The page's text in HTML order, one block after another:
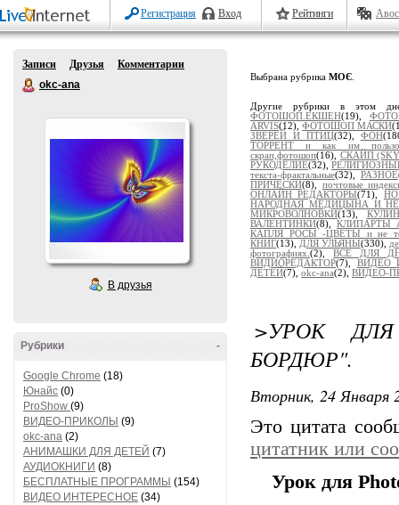
Регистрация Вход Рейтинги
Записи Друзья
Комментарии
okc-ana
В друзья
-
Рубрики
Google Chrome (18)
Юнайс (0)
ProShow (9)
ВИДЕО-ПРИКОЛЫ (9)
okc-ana (2)
АНИМАШКИ ДЛЯ ДЕТЕЙ (7)
АУДИОКНИГИ (8)
БЕСПЛАТНЫЕ ПРОГРАММЫ (154)
ВИДЕО ИНТЕРЕСНОЕ (34)
Выбрана рубрика МОЄ
Другие рубрики в этом
ФОТОШОП.ЕКШЕН(19),
ARVIS(12), ФОТОШОП МАСКИ
ЗВЕРЕЙ И ПТИЦ(32), ФОН
ТОРРЕНТ и как им
скрап,фотошоп(16), СКАЙП
РУКОДЕЛИЕ(32),
текста-фрактальные(32), РАЗНОЕ
ПРИЧЕСКИ(8), почтовые
ОНЛАЙН РЕДАКТОРЫ(71),
НАРОДНАЯ МЕДИЦЫНА И НЕ
МИКРОВОЛНОВКИ(13),
ВАЛЕНТИНКИ(8),КЛИПАРТЫ
КАПЛЯ РОСЫ -ЦВЕТЫ и не
КНИГ(13), ДЛЯ УЛЬЯНЫ(330),
фотографиях. (2),ВСЕ ДЛЯ
ВИДИОРЕДАКТОР(7), ВИДЕО
ДЕТЕЙ(7), okc-ana(2), ВИДЕО-
>УРОК ДЛЯ
БОРДЮР".
Вторник, 24 Января
Это цитата
цитатник или
Урок для